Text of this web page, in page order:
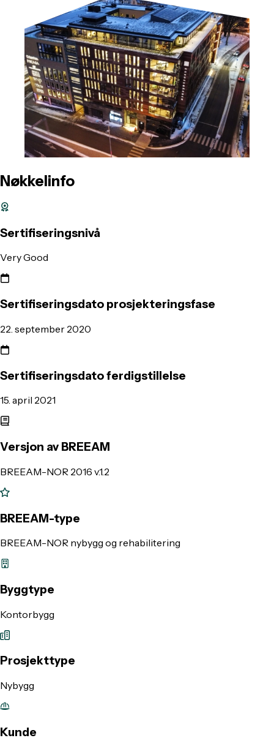
Nøkkelinfo
Sertifiseringsnivå
Very Good
Sertifiseringsdato prosjekteringsfase
22. september 2020
Sertifiseringsdato ferdigstillelse
15. april 2021
Versjon av BREEAM
BREEAM-NOR 2016 v.1.2
BREEAM-type
BREEAM-NOR nybygg og rehabilitering
Byggtype
Kontorbygg
Prosjekttype
Nybygg
Kunde